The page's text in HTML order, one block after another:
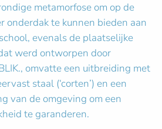
metamorfose om op de
onderdak te kunnen bieden aan
evenals de plaatselijke
werd ontworpen door
omvatte een uitbreiding met
staal (‘corten’) en een
van de omgeving om een
te garanderen.